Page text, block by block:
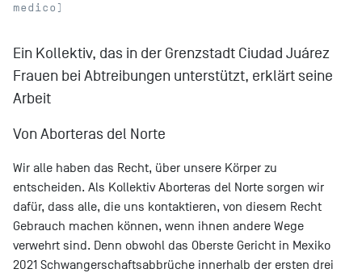
medico)
Ein Kollektiv, das in der Grenzstadt Ciudad Juárez
Frauen bei Abtreibungen unterstützt, erklärt seine
Arbeit
Von Aborteras del Norte
Wir alle haben das Recht, über unsere Körper zu
entscheiden. Als Kollektiv Aborteras del Norte sorgen wir
dafür, dass alle, die uns kontaktieren, von diesem Recht
Gebrauch machen können, wenn ihnen andere Wege
verwehrt sind. Denn obwohl das Oberste Gericht in Mexiko
2021 Schwangerschaftsabbrüche innerhalb der ersten drei